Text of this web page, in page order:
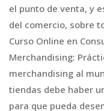
el punto de venta, y
del comercio, sobre
Curso Online en
Merchandising:
merchandising al
tiendas debe haber
para que pueda